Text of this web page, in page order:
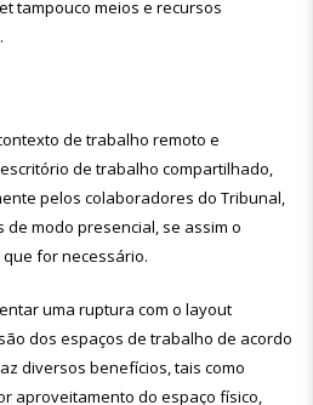
tampouco meios e recursos
de trabalho remoto e
de trabalho compartilhado,
pelos colaboradores do Tribunal,
modo presencial, se assim o
for necessário.
uma ruptura com o layout
dos espaços de trabalho de acordo
diversos benefícios, tais como
aproveitamento do espaço físico,